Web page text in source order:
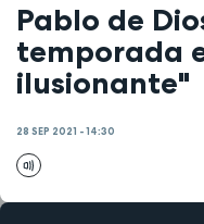
Pablo de
temporada
ilusionante"
28 SEP 2021 - 14:30